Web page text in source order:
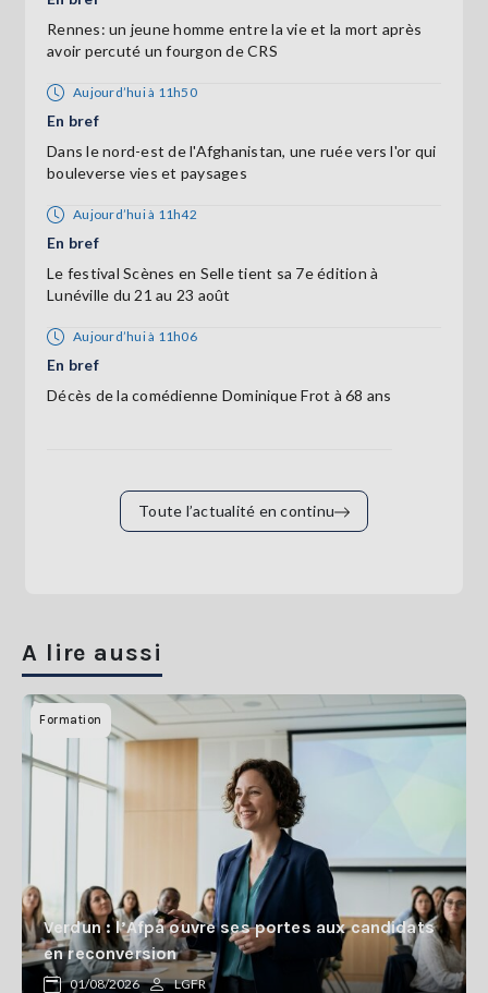
Rennes: un jeune homme entre la vie et la mort après
avoir percuté un fourgon de CRS
Aujourd’hui à 11h50
En bref
Dans le nord-est de l'Afghanistan, une ruée vers l'or qui
bouleverse vies et paysages
Aujourd’hui à 11h42
En bref
Le festival Scènes en Selle tient sa 7e édition à
Lunéville du 21 au 23 août
Aujourd’hui à 11h06
En bref
Décès de la comédienne Dominique Frot à 68 ans
Toute l’actualité en continu
A lire aussi
Formation
Verdun : l’Afpa ouvre ses portes aux candidats
en reconversion
01/08/2026
LGFR